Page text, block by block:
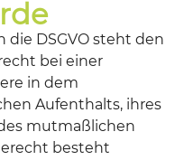
die DSGVO steht den
bei einer
in dem
Aufenthalts, ihres
mutmaßlichen
besteht